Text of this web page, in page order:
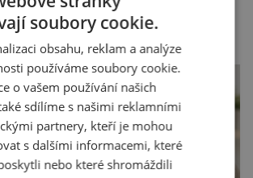
kdy se potýkají s výpadky
roztržitostí, problémy se
udržet pozornost. Tyto
dobu připisovány
a stresu při péči o
Nyní se však ukazuje, že za tím
vyvolané těhotenstvím!
mlha, v angličtině […]
soubory cookie.
obsahu, reklam a analýze
používáme soubory cookie.
o vašem používání našich
sdílíme s našimi reklamními
partnery, kteří je mohou
s dalšími informacemi, které
nebo které shromáždili